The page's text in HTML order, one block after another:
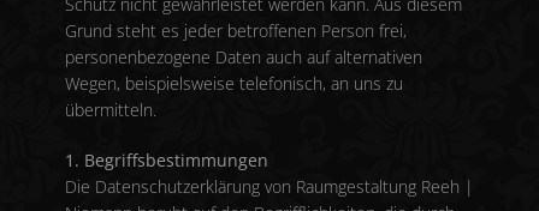
Schutz nicht gewährleistet werden kann. Aus diesem
Grund steht es jeder betroffenen Person frei,
personenbezogene Daten auch auf alternativen
Wegen, beispielsweise telefonisch, an uns zu
übermitteln.
1. Begriffsbestimmungen
Die Datenschutzerklärung von Raumgestaltung Reeh |